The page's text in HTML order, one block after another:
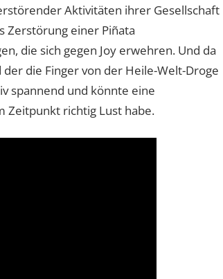
Aktivitäten ihrer Gesellschaft
Zerstörung einer Piñata
die sich gegen Joy erwehren. Und da
die Finger von der Heile-Welt-Droge
spannend und könnte eine
Zeitpunkt richtig Lust habe.